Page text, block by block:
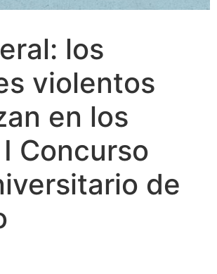
los
violentos
en los
Concurso
de